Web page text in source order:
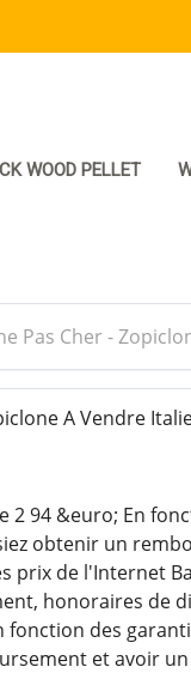
WOOD PELLET
Pas Cher -
A Vendre
94 &euro; En
obtenir un
prix de l'Internet
honoraires de
des
et avoir